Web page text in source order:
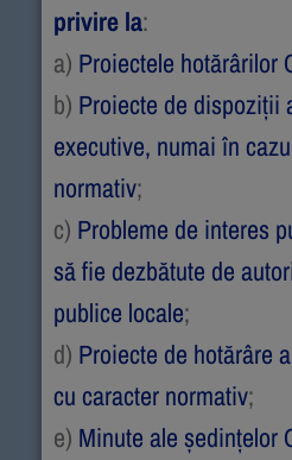
privire la:
a) Proiectele hotărârilor
b) Proiecte de dispoziţii
executive, numai în
normativ;
c) Probleme de interes
să fie dezbătute de
publice locale;
d) Proiecte de hotărâre
cu caracter normativ;
e) Minute ale ședințelor